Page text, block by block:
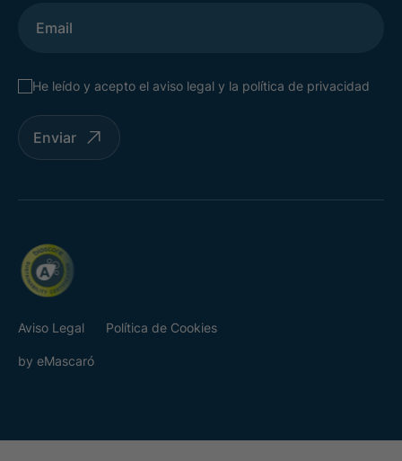
Enviar
He leído y acepto el aviso legal y la política de privacidad
Aviso Legal Política de Cookies
by eMascaró